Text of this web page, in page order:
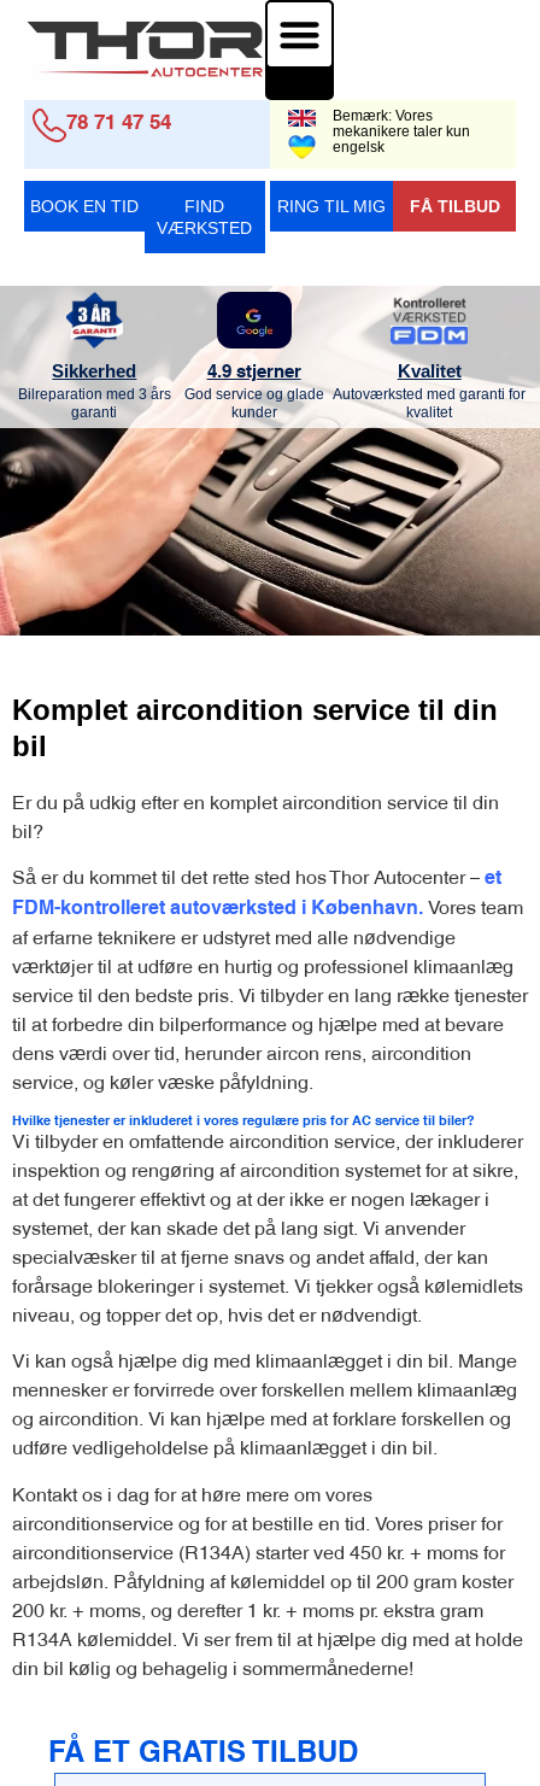
78 71 47 54
Bemærk: Vores
mekanikere taler kun
engelsk
BOOK EN TID
FIND
VÆRKSTED
RING TIL MIG FÅ TILBUD
Sikkerhed
Bilreparation med 3 års
garanti
Kvalitet
Autoværksted med garanti for
kvalitet
4.9 stjerner
God service og glade
kunder
Komplet aircondition service til din
bil
Er du på udkig efter en komplet aircondition service til din
bil?
Så er du kommet til det rette sted hos Thor Autocenter – et
FDM-kontrolleret autoværksted i København. Vores team
af erfarne teknikere er udstyret med alle nødvendige
værktøjer til at udføre en hurtig og professionel klimaanlæg
service til den bedste pris. Vi tilbyder en lang række tjenester
til at forbedre din bilperformance og hjælpe med at bevare
dens værdi over tid, herunder aircon rens, aircondition
service, og køler væske påfyldning.
Hvilke tjenester er inkluderet i vores regulære pris for AC service til biler?
Vi tilbyder en omfattende aircondition service, der inkluderer
inspektion og rengøring af aircondition systemet for at sikre,
at det fungerer effektivt og at der ikke er nogen lækager i
systemet, der kan skade det på lang sigt. Vi anvender
specialvæsker til at fjerne snavs og andet affald, der kan
forårsage blokeringer i systemet. Vi tjekker også kølemidlets
niveau, og topper det op, hvis det er nødvendigt.
Vi kan også hjælpe dig med klimaanlægget i din bil. Mange
mennesker er forvirrede over forskellen mellem klimaanlæg
og aircondition. Vi kan hjælpe med at forklare forskellen og
udføre vedligeholdelse på klimaanlægget i din bil.
Kontakt os i dag for at høre mere om vores
airconditionservice og for at bestille en tid. Vores priser for
airconditionservice (R134A) starter ved 450 kr. + moms for
arbejdsløn. Påfyldning af kølemiddel op til 200 gram koster
200 kr. + moms, og derefter 1 kr. + moms pr. ekstra gram
R134A kølemiddel. Vi ser frem til at hjælpe dig med at holde
din bil kølig og behagelig i sommermånederne!
FÅ ET GRATIS TILBUD